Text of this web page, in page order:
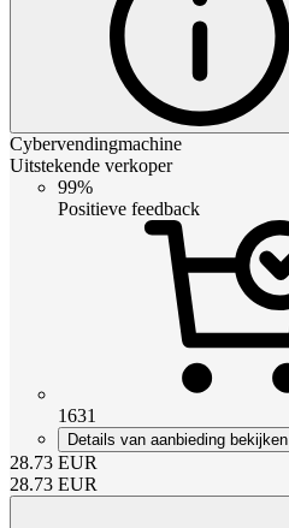
Cybervendingmachine
Uitstekende verkoper
99%
Positieve feedback
1631
Details van aanbieding bekijken
28.73 EUR
28.73 EUR